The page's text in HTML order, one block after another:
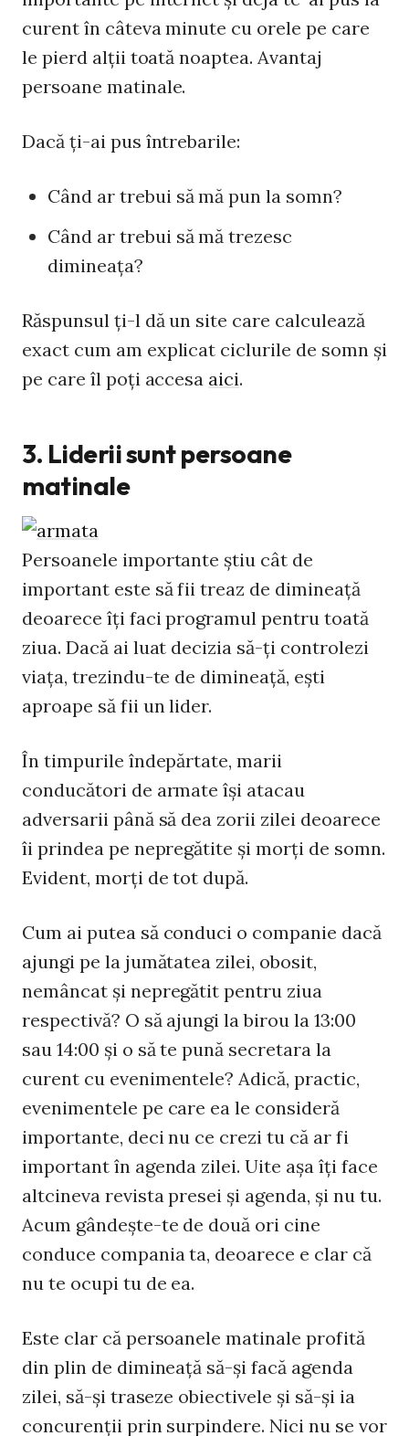
curent în câteva minute cu orele pe care
le pierd alţii toată noaptea. Avantaj
persoane matinale.
Dacă ţi-ai pus întrebarile:
Când ar trebui să mă pun la somn?
Când ar trebui să mă trezesc
dimineaţa?
Răspunsul ţi-l dă un site care calculează
exact cum am explicat ciclurile de somn şi
pe care îl poţi accesa aici.
3. Liderii sunt persoane
matinale
Persoanele importante ştiu cât de
important este să fii treaz de dimineaţă
deoarece îţi faci programul pentru toată
ziua. Dacă ai luat decizia să-ţi controlezi
viaţa, trezindu-te de dimineaţă, eşti
aproape să fii un lider.
În timpurile îndepărtate, marii
conducători de armate îşi atacau
adversarii până să dea zorii zilei deoarece
îi prindea pe nepregătite şi morţi de somn.
Evident, morţi de tot după.
Cum ai putea să conduci o companie dacă
ajungi pe la jumătatea zilei, obosit,
nemâncat şi nepregătit pentru ziua
respectivă? O să ajungi la birou la 13:00
sau 14:00 şi o să te pună secretara la
curent cu evenimentele? Adică, practic,
evenimentele pe care ea le consideră
importante, deci nu ce crezi tu că ar fi
important în agenda zilei. Uite aşa îţi face
altcineva revista presei şi agenda, şi nu tu.
Acum gândeşte-te de două ori cine
conduce compania ta, deoarece e clar că
nu te ocupi tu de ea.
Este clar că persoanele matinale profită
din plin de dimineaţă să-şi facă agenda
zilei, să-şi traseze obiectivele şi să-şi ia
concurenţii prin surpindere. Nici nu se vor